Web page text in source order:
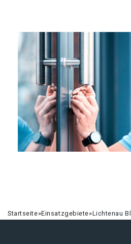
Startseite»Einsatzgebiete»Lichtenau